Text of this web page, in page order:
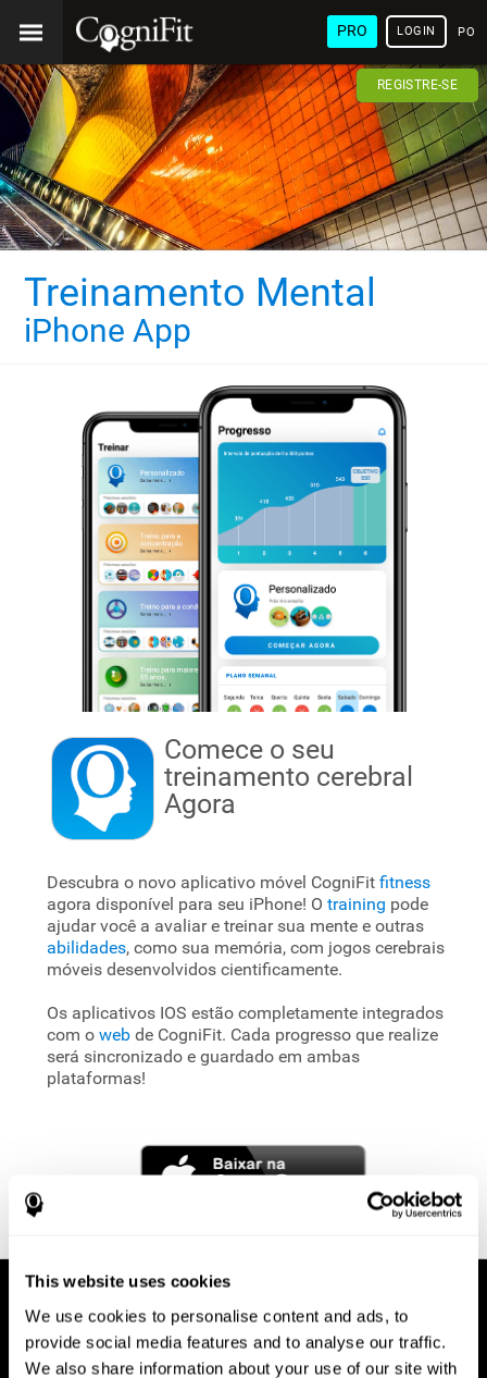
This website uses cookies
We use cookies to personalise content and ads, to
provide social media features and to analyse our traffic.
We also share information about your use of our site with
PRO LOGIN
REGISTRE-SE
Treinamento Mental
iPhone App
Comece o seu
treinamento cerebral
Agora
Descubra o novo aplicativo móvel CogniFit fitness
agora disponível para seu iPhone! O training pode
ajudar você a avaliar e treinar sua mente e outras
abilidades, como sua memória, com jogos cerebrais
móveis desenvolvidos cientificamente.
Os aplicativos IOS estão completamente integrados
com o webde CogniFit. Cada progresso que realize
será sincronizado e guardado em ambas
plataformas!